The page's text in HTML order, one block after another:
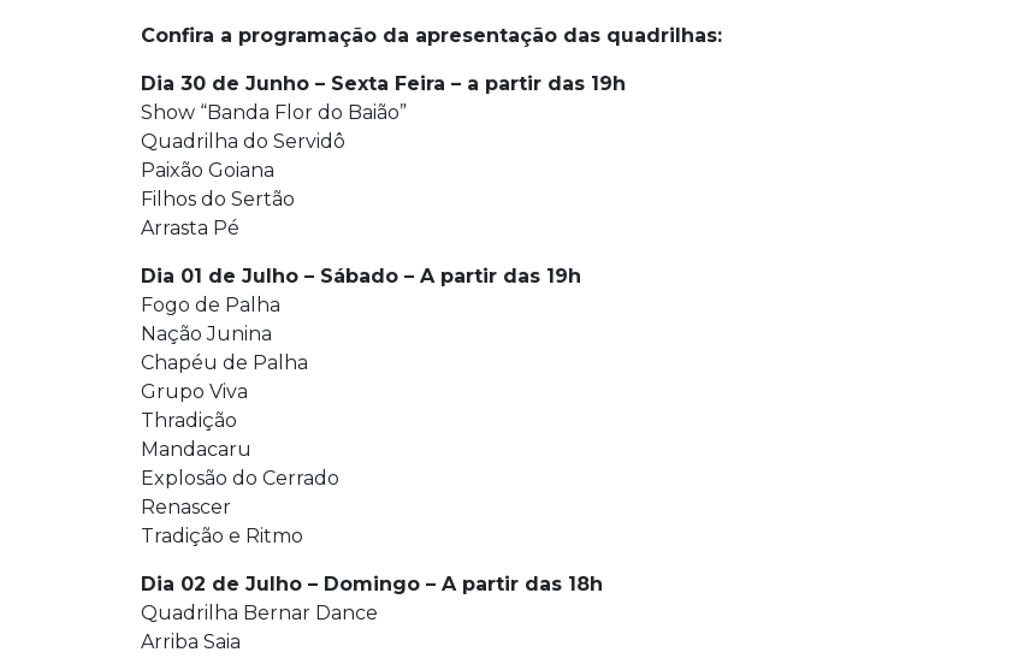
Confira a programação da apresentação das quadrilhas:
Dia 30 de Junho – Sexta Feira – a partir das 19h
Show “Banda Flor do Baião”
Quadrilha do Servidô
Paixão Goiana
Filhos do Sertão
Arrasta Pé
Dia 01 de Julho – Sábado – A partir das 19h
Fogo de Palha
Nação Junina
Chapéu de Palha
Grupo Viva
Thradição
Mandacaru
Explosão do Cerrado
Renascer
Tradição e Ritmo
Dia 02 de Julho – Domingo – A partir das 18h
Quadrilha Bernar Dance
Arriba Saia